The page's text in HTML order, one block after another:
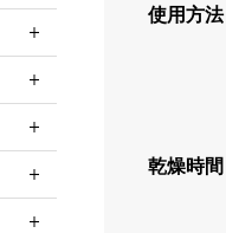
使用方法
乾燥時間